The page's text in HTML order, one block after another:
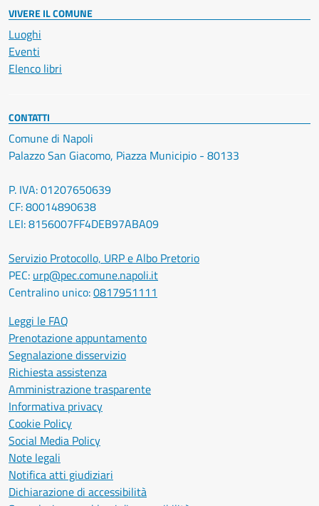
VIVERE IL COMUNE
Luoghi
Eventi
Elenco libri
CONTATTI
Comune di Napoli
Palazzo San Giacomo, Piazza Municipio - 80133
P. IVA: 01207650639
CF: 80014890638
LEI: 8156007FF4DEB97ABA09
Servizio Protocollo, URP e Albo Pretorio
PEC: urp@pec.comune.napoli.it
Centralino unico:0817951111
Leggi le FAQ
Prenotazione appuntamento
Segnalazione disservizio
Richiesta assistenza
Amministrazione trasparente
Informativa privacy
Cookie Policy
Social Media Policy
Note legali
Notifica atti giudiziari
Dichiarazione di accessibilità